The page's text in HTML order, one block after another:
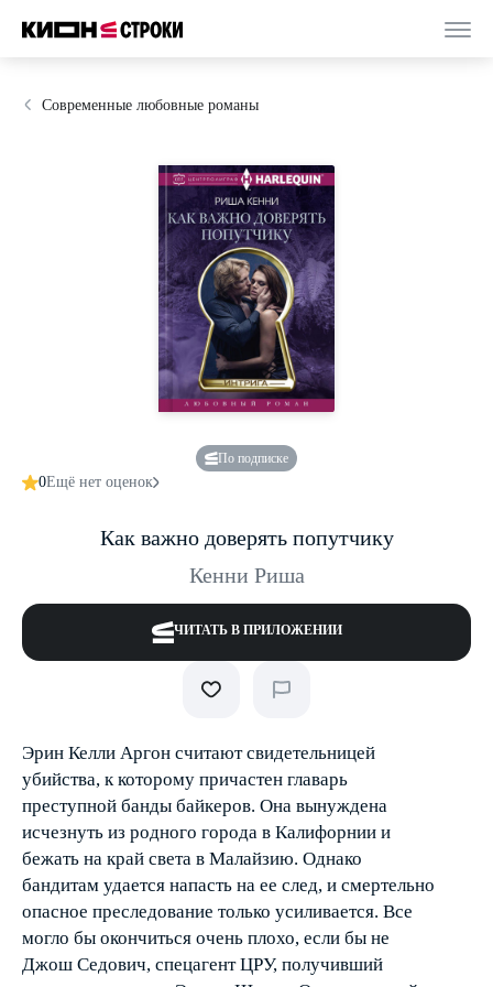
Современные любовные романы
По подписке
0Ещё нет оценок
Как важно доверять попутчику
Кенни Риша
ЧИТАТЬ В ПРИЛОЖЕНИИ
Эрин Келли Аргон считают свидетельницей
убийства, к которому причастен главарь
преступной банды байкеров. Она вынуждена
исчезнуть из родного города в Калифорнии и
бежать на край света в Малайзию. Однако
бандитам удается напасть на ее след, и смертельно
опасное преследование только усиливается. Все
могло бы окончиться очень плохо, если бы не
Джош Седович, спецагент ЦРУ, получивший